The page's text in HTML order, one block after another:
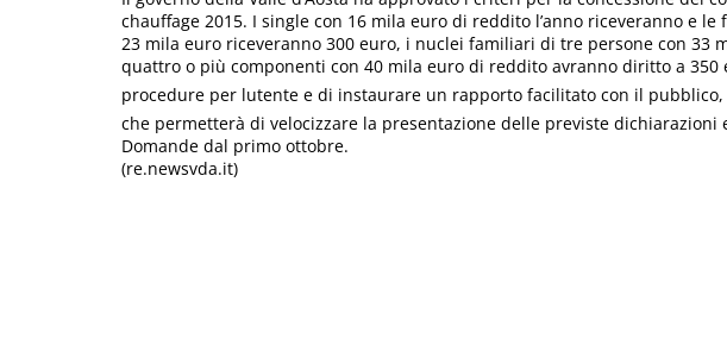
chauffage 2015. I single con 16 mila euro di reddito l’anno riceveranno e
23 mila euro riceveranno 300 euro, i nuclei familiari di tre persone con 33
quattro o più componenti con 40 mila euro di reddito avranno diritto a 350
procedure per lutente e di instaurare un rapporto facilitato con il
che permetterà di velocizzare la presentazione delle previste
Domande dal primo ottobre.
(re.newsvda.it)